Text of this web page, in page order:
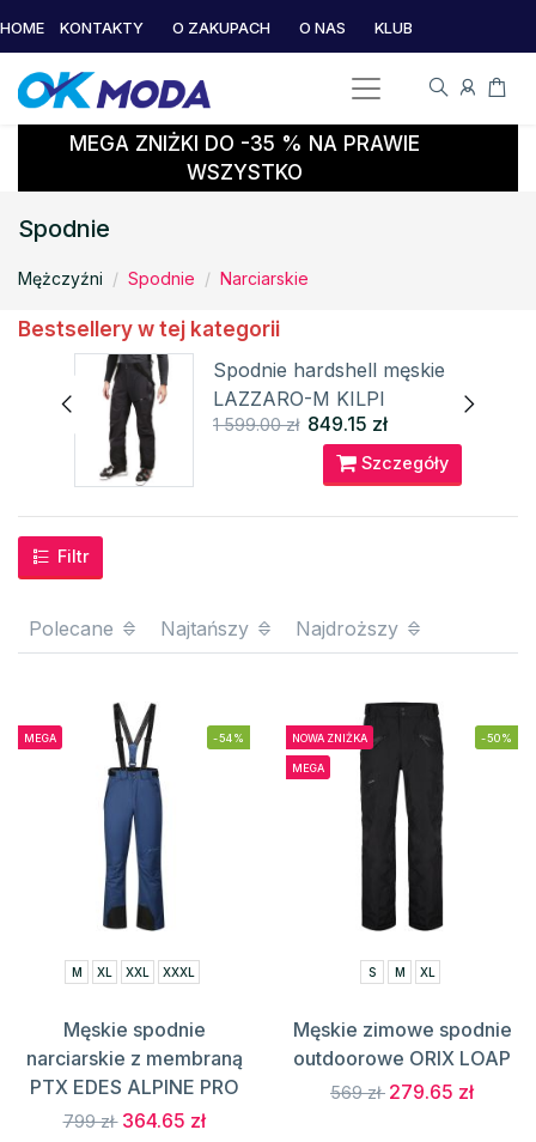
HOME KONTAKTY O ZAKUPACH O NAS KLUB
MEGA ZNIŻKI DO -35 % NA PRAWIE
WSZYSTKO
Spodnie
Mężczyźni Spodnie Narciarskie
Bestsellery w tej kategorii
Spodnie hardshell męskie
LAZZARO-M KILPI
1 599.00 zł 849.15 zł
Szczegóły
Filtr
Polecane Najtańszy Najdroższy
MEGA -54%
M XL XXL XXXL
Męskie spodnie
narciarskie z membraną
PTX EDES ALPINE PRO
799 zł 364.65 zł
NOWA ZNIŻKA
MEGA
-50%
S M XL
Męskie zimowe spodnie
outdoorowe ORIX LOAP
569 zł 279.65 zł